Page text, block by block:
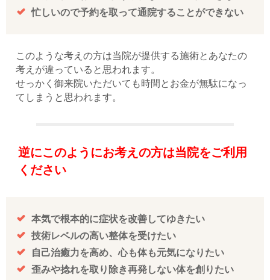
忙しいので予約を取って通院することができない
このような考えの方は当院が提供する施術とあなたの
考えが違っていると思われます。
せっかく御来院いただいても時間とお金が無駄になっ
てしまうと思われます。
逆にこのようにお考えの方は当院をご利用
ください
本気で根本的に症状を改善してゆきたい
技術レベルの高い整体を受けたい
自己治癒力を高め、心も体も元気になりたい
歪みや捻れを取り除き再発しない体を創りたい